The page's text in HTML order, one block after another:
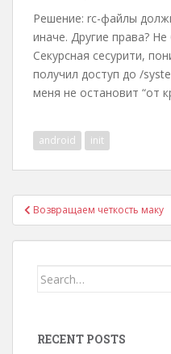
Решение: rc-файлы
иначе. Другие права?
Секурсная сесурити,
получил доступ до /
меня не остановит “от
android init
Post
navigation
Возвращаем четкость маку
Search
RECENT POSTS